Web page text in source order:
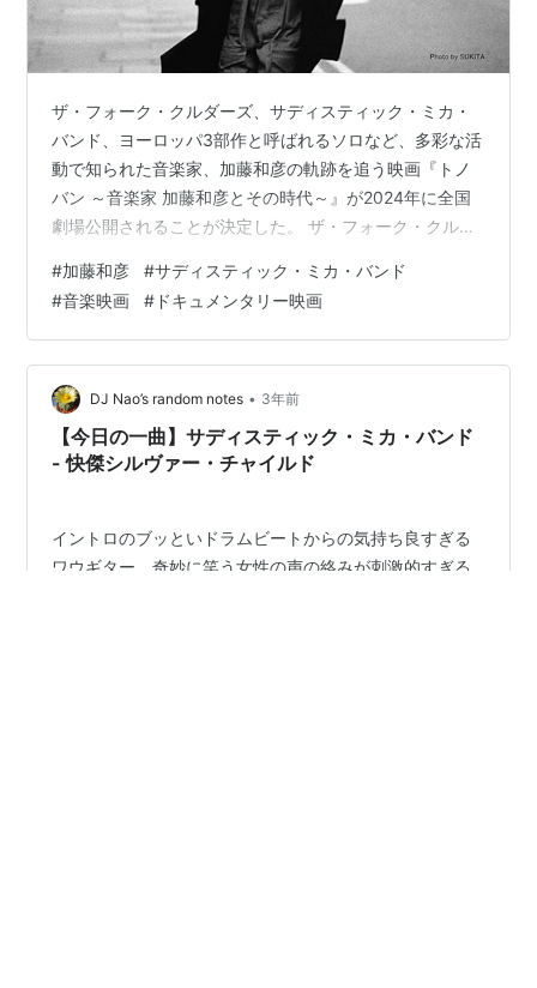
ザ・フォーク・クルダーズ、サディスティック・ミカ・
バンド、ヨーロッパ3部作と呼ばれるソロなど、多彩な活
動で知られた音楽家、加藤和彦の軌跡を追う映画『トノ
バン ～音楽家 加藤和彦とその時代～』が2024年に全国
劇場公開されることが決定した。 ザ・フォーク・クルセ
ド、そして、“ヨーロッパ3部作”までを中心に、加藤和彦
の足跡をゆかりのあるさまざまなアーティストや仕事仲
間からの証言を通し、時代を先取りした革新性やその確
かな音楽性を明らかにしていく。 作品概要 CAST 加藤和
彦 きたやまおさむ 松山猛 朝妻一郎 新田和長 つのだ☆ひ
ろ 高橋幸宏 小原礼 …
#加藤和彦 #サディスティック・ミカ・バンド
#音楽映画 # ドキュメンタリー映画
DJ Nao’s random notes • 3年前
【今日の一曲】サディスティック・ミカ・バンド
- 快傑シルヴァー・チャイルド